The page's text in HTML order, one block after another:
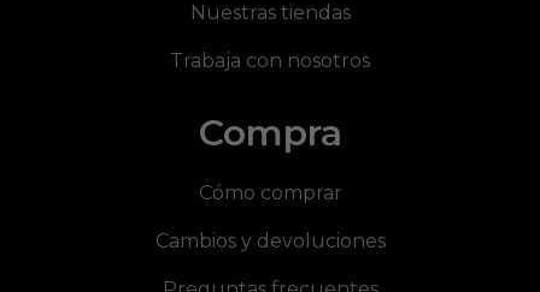
Nuestras tiendas
Trabaja con nosotros
Compra
Cómo comprar
Cambios y devoluciones